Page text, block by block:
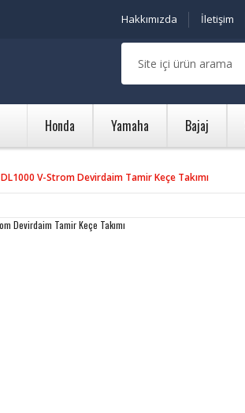
Hakkımızda İletişim
Honda Yamaha Bajaj
DL1000 V-Strom Devirdaim Tamir Keçe Takımı